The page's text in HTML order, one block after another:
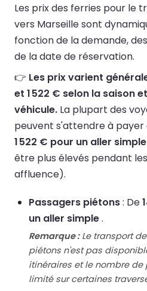
Les prix des ferries pour le
vers Marseille sont
fonction de la demande,
de la date de réservation.
👉 Les prix varient
et 1 522 € selon la saison
véhicule. La plupart des
peuvent s'attendre à payer
1 522 € pour un aller simple
être plus élevés pendant
affluence).
Passagers piétons: De
un aller simple.
Remarque :Le transport
piétons n'est pas
itinéraires et le nombre de
limité sur certaines